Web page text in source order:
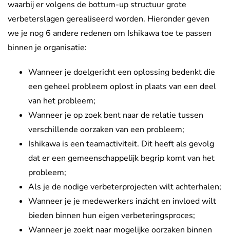
waarbij er volgens de bottum-up structuur grote
verbeterslagen gerealiseerd worden. Hieronder geven
we je nog 6 andere redenen om Ishikawa toe te passen
binnen je organisatie:
Wanneer je doelgericht een oplossing bedenkt die
een geheel probleem oplost in plaats van een deel
van het probleem;
Wanneer je op zoek bent naar de relatie tussen
verschillende oorzaken van een probleem;
Ishikawa is een teamactiviteit. Dit heeft als gevolg
dat er een gemeenschappelijk begrip komt van het
probleem;
Als je de nodige verbeterprojecten wilt achterhalen;
Wanneer je je medewerkers inzicht en invloed wilt
bieden binnen hun eigen verbeteringsproces;
Wanneer je zoekt naar mogelijke oorzaken binnen